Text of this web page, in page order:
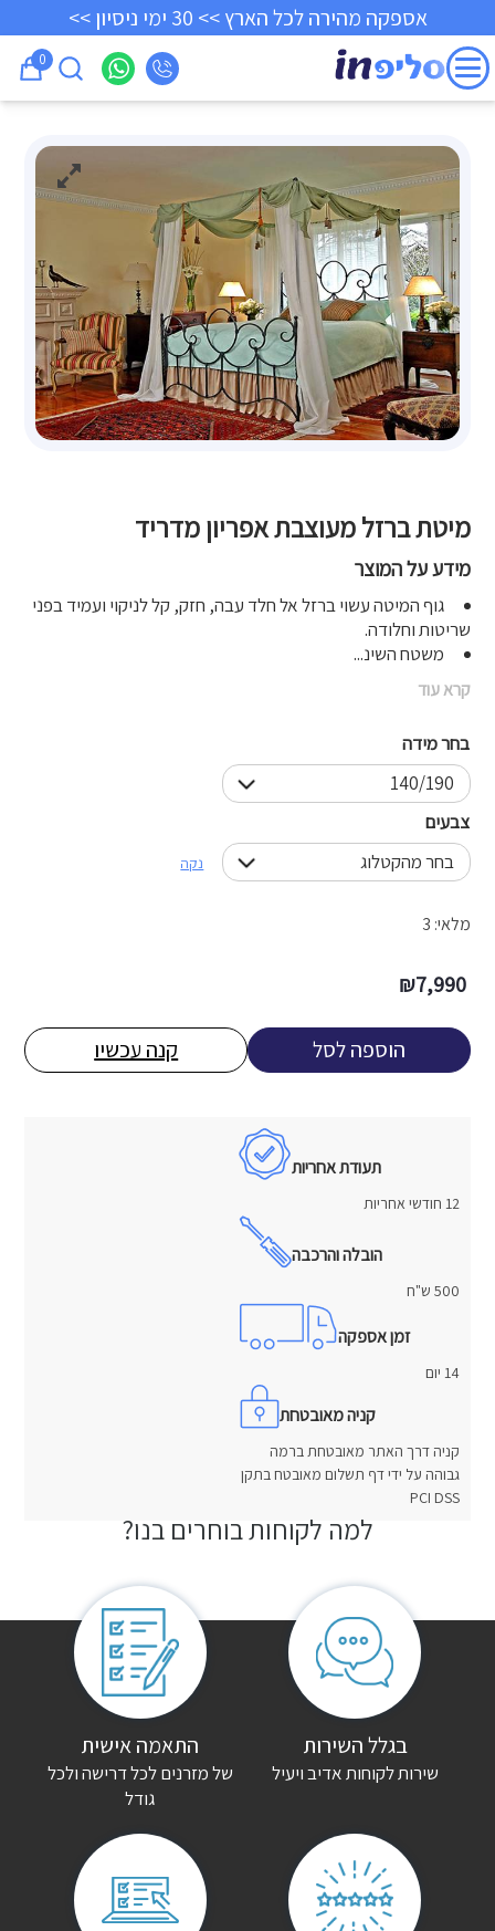
אספקה מהירה לכל הארץ >> 30 ימי ניסיון >>
0
מיטת ברזל מעוצבת אפריון מדריד
מידע על המוצר
גוף המיטה עשוי ברזל אל חלד עבה, חזק, קל לניקוי ועמיד בפני
שריטות וחלודה.
משטח השינ...
קרא עוד
בחר מידה
צבעים
נקה
7,990
₪
מלאי: 3
הוספה לסל קנה עכשיו
תעודת אחריות
12 חודשי אחריות
הובלה והרכבה
500 ש"ח
זמן אספקה
14 יום
קניה מאובטחת
קניה דרך האתר מאובטחת ברמה
גבוהה על ידי דף תשלום מאובטח בתקן
PCI DSS
אין עדיין חוות דעת.
היה הראשון לכתוב סקירה “מיטת ברזל מעוצבת אפריון מדריד”
האימייל לא יוצג באתר.
שדות החובה מסומנים
למה לקוחות בוחרים בנו?
בגלל השירות
שירות לקוחות אדיב ויעיל
התאמה אישית
של מזרנים לכל דרישה ולכל
גודל